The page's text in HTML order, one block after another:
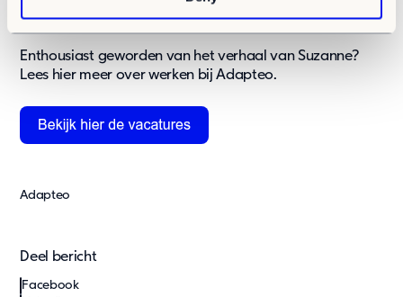
Kom ook werken bij Adapteo
Enthousiast geworden van het verhaal van Suzanne?
Lees hier meer over werken bij Adapteo.
Adapteo
Deel bericht
Facebook